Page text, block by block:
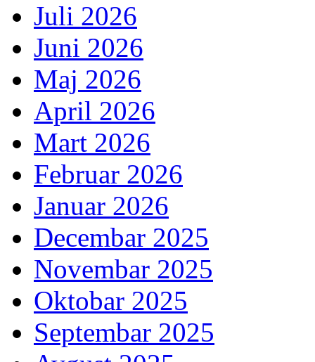
Juli 2026
Juni 2026
Maj 2026
April 2026
Mart 2026
Februar 2026
Januar 2026
Decembar 2025
Novembar 2025
Oktobar 2025
Septembar 2025